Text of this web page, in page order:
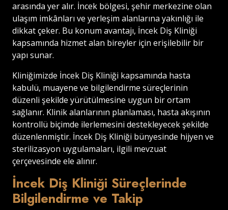
arasında yer alır. İncek bölgesi, şehir merkezine olan
ulaşım imkânları ve yerleşim alanlarına yakınlığı ile
dikkat çeker. Bu konum avantajı, İncek Diş Kliniği
kapsamında hizmet alan bireyler için erişilebilir bir
yapı sunar.
Kliniğimizde İncek Diş Kliniği kapsamında hasta
kabulü, muayene ve bilgilendirme süreçlerinin
düzenli şekilde yürütülmesine uygun bir ortam
sağlanır. Klinik alanlarının planlaması, hasta akışının
kontrollü biçimde ilerlemesini destekleyecek şekilde
düzenlenmiştir. İncek Diş Kliniği bünyesinde hijyen ve
sterilizasyon uygulamaları, ilgili mevzuat
çerçevesinde ele alınır.
İncek Diş Kliniği Süreçlerinde
Bilgilendirme ve Takip